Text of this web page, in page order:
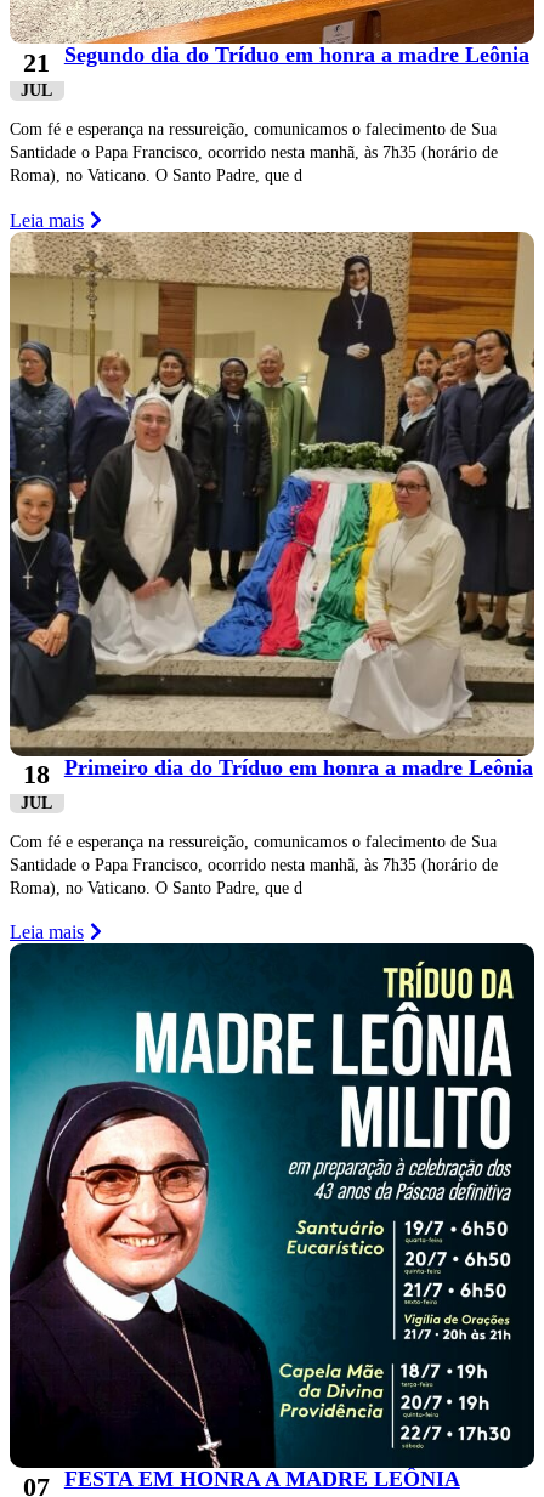
21
JUL
Segundo dia do Tríduo em honra a madre Leônia
Com fé e esperança na ressureição, comunicamos o falecimento de Sua
Santidade o Papa Francisco, ocorrido nesta manhã, às 7h35 (horário de
Roma), no Vaticano. O Santo Padre, que d
Leia mais
18
JUL
Primeiro dia do Tríduo em honra a madre Leônia
Com fé e esperança na ressureição, comunicamos o falecimento de Sua
Santidade o Papa Francisco, ocorrido nesta manhã, às 7h35 (horário de
Roma), no Vaticano. O Santo Padre, que d
Leia mais
07 FESTA EM HONRA A MADRE LEÔNIA